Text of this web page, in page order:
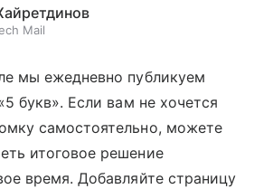
Mail
мы ежедневно публикуем
букв». Если вам не хочется
самостоятельно, можете
итоговое решение
время. Добавляйте страницу